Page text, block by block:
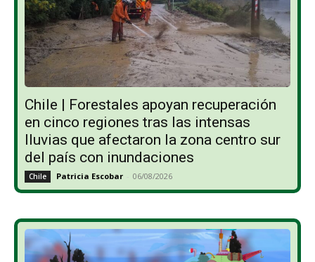
Chile | Forestales apoyan recuperación
en cinco regiones tras las intensas
lluvias que afectaron la zona centro sur
del país con inundaciones
Chile Patricia Escobar - 06/08/2026